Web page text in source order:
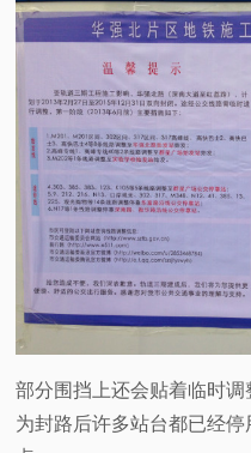
部分围挡上还会贴着临时
为封路后许多站台都已经